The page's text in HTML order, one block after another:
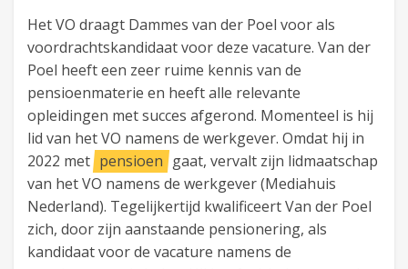
Het VO draagt Dammes van der Poel voor als
voordrachtskandidaat voor deze vacature. Van der
Poel heeft een zeer ruime kennis van de
pensioenmaterie en heeft alle relevante
opleidingen met succes afgerond. Momenteel is hij
lid van het VO namens de werkgever. Omdat hij in
2022 met pensioen gaat, vervalt zijn lidmaatschap
van het VO namens de werkgever (Mediahuis
Nederland). Tegelijkertijd kwalificeert Van der Poel
zich, door zijn aanstaande pensionering, als
kandidaat voor de vacature namens de